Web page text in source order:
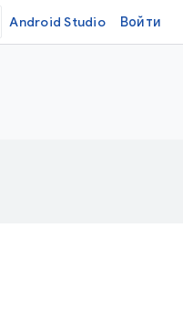
Android Studio Войти